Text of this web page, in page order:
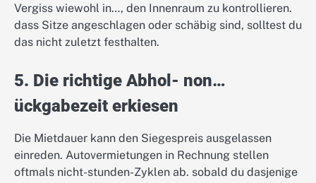
Vergiss wiewohl in…, den Innenraum zu kontrollieren.
dass Sitze angeschlagen oder schäbig sind, solltest du
das nicht zuletzt festhalten.
5. Die richtige Abhol- non…
ückgabezeit erkiesen
Die Mietdauer kann den Siegespreis ausgelassen
einreden. Autovermietungen in Rechnung stellen
oftmals nicht-stunden-Zyklen ab. sobald du dasjenige